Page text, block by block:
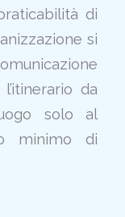
di
si
da
solo al
minimo di